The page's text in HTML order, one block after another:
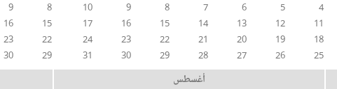
4
5
6
7
8
9
10
11
12
13
14
15
16
17
18
19
20
21
22
23
24
25
26
27
28
29
30
31
8
9
15
16
22
23
29
30
أغسطس